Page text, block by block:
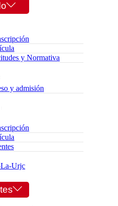
y Normativa
y admisión
Urjc